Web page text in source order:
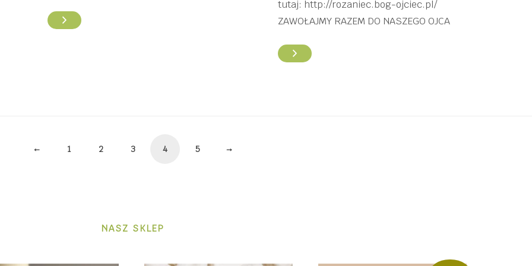
tutaj: http://rozaniec.bog-ojciec.pl/
ZAWOŁAJMY RAZEM DO NASZEGO OJCA
← 1 2 3 4 5 →
NASZ SKLEP